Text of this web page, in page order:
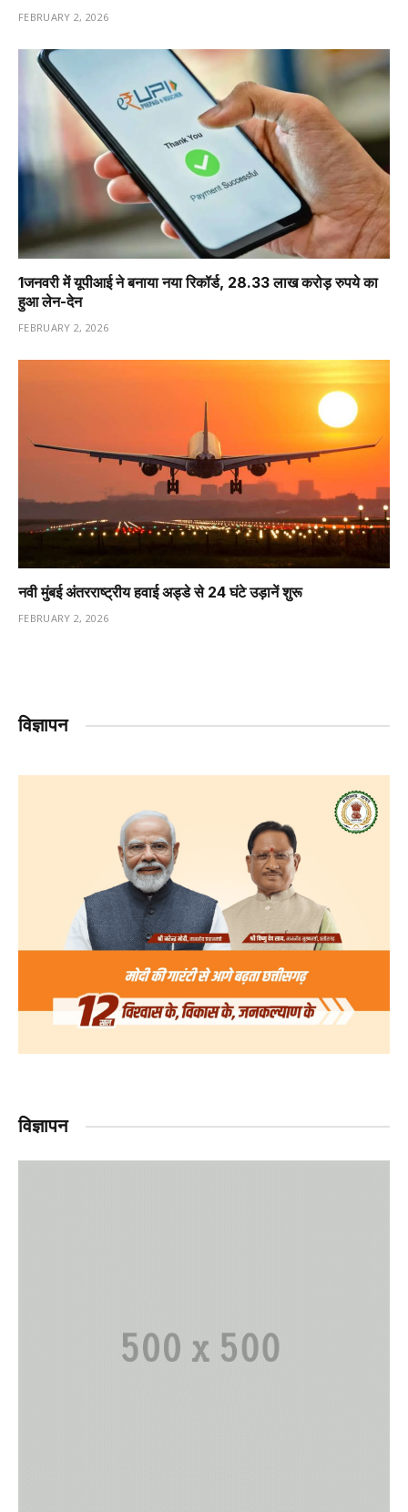
FEBRUARY 2, 2026
1️जनवरी में यूपीआई ने बनाया नया रिकॉर्ड, 28.33 लाख करोड़ रुपये का
हुआ लेन-देन
FEBRUARY 2, 2026
नवी मुंबई अंतरराष्ट्रीय हवाई अड्डे से 24 घंटे उड़ानें शुरू
FEBRUARY 2, 2026
विज्ञापन
विज्ञापन